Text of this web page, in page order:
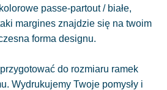
passe-partout / białe,
margines znajdzie się na twoim
forma designu.
do rozmiaru ramek
Wydrukujemy Twoje pomysły i